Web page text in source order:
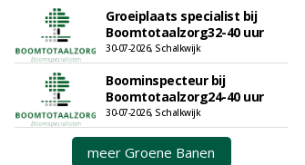
Groeiplaats specialist bij
Boomtotaalzorg32-40 uur
30-07-2026, Schalkwijk
Boominspecteur bij
Boomtotaalzorg24-40 uur
30-07-2026, Schalkwijk
meer Groene Banen